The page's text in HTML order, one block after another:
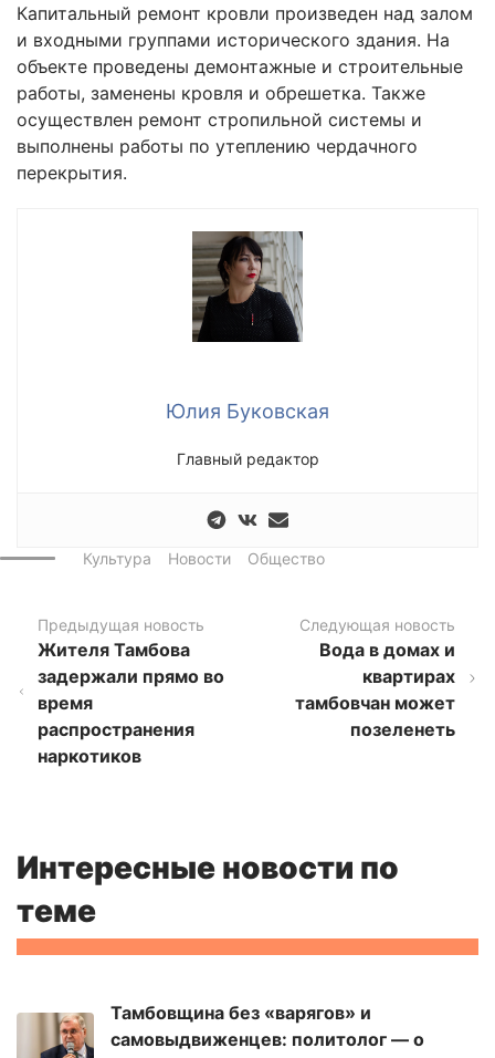
Капитальный ремонт кровли произведен над залом
и входными группами исторического здания. На
объекте проведены демонтажные и строительные
работы, заменены кровля и обрешетка. Также
осуществлен ремонт стропильной системы и
выполнены работы по утеплению чердачного
перекрытия.
Юлия Буковская
Главный редактор
Культура Новости Общество
Предыдущая новость
Жителя Тамбова
задержали прямо во
время
распространения
наркотиков
Следующая новость
Вода в домах и
квартирах
тамбовчан может
позеленеть
Интересные новости по
теме
Тамбовщина без «варягов» и
самовыдвиженцев: политолог — о